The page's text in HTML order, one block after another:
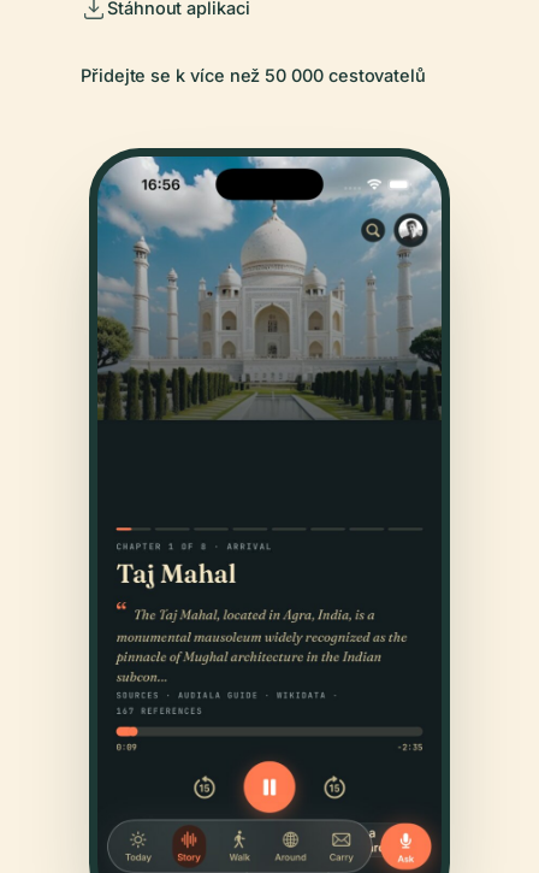
Stáhnout aplikaci
Přidejte se k více než 50 000 cestovatelů